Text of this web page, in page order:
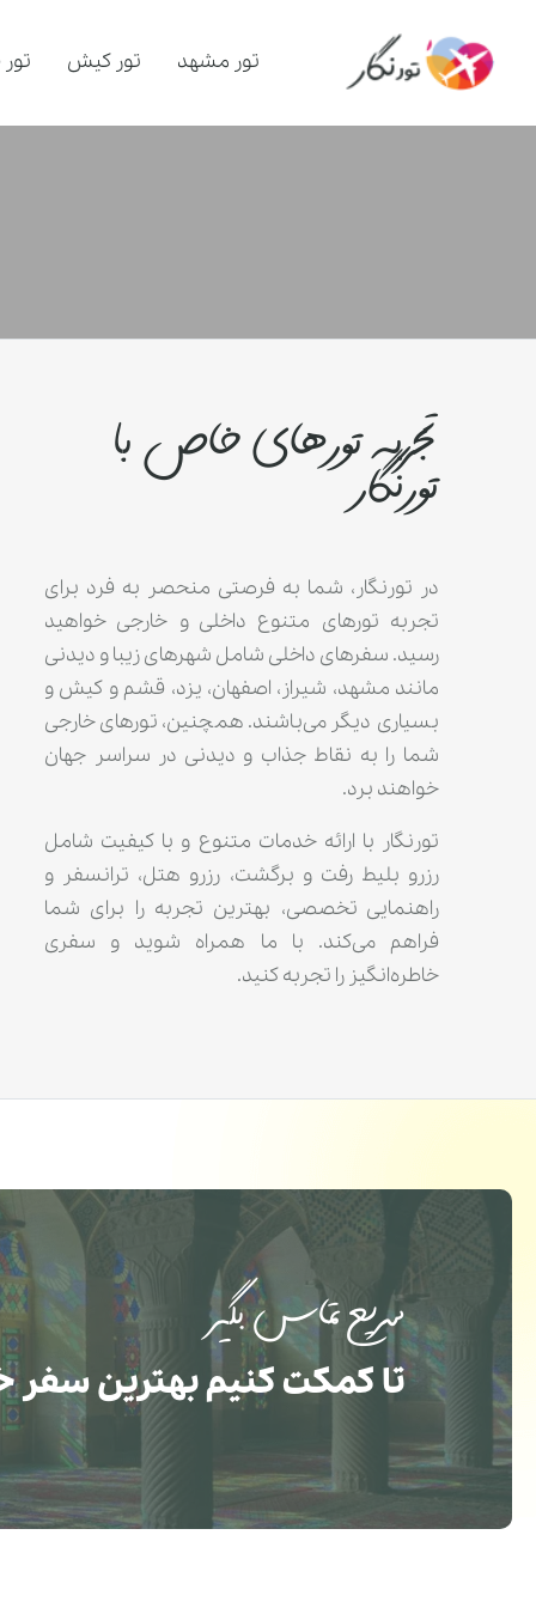
تور مشهد تور کیش
تجربه تورهای خاص با
تورنگار
در تورنگار، شما به فرصتی منحصر به فرد برای
تجربه تورهای متنوع داخلی و خارجی خواهید
رسید. سفرهای داخلی شامل شهرهای زیبا و دیدنی
مانند مشهد، شیراز، اصفهان، یزد، قشم و کیش و
بسیاری دیگر می‌باشند. همچنین، تورهای خارجی
شما را به نقاط جذاب و دیدنی در سراسر جهان
خواهند برد.
تورنگار با ارائه خدمات متنوع و با کیفیت شامل
رزرو بلیط رفت و برگشت، رزرو هتل، ترانسفر و
راهنمایی تخصصی، بهترین تجربه را برای شما
فراهم می‌کند. با ما همراه شوید و سفری
خاطره‌انگیز را تجربه کنید.
سریع تماس بگیر
تا کمکت کنیم بهترین سفر